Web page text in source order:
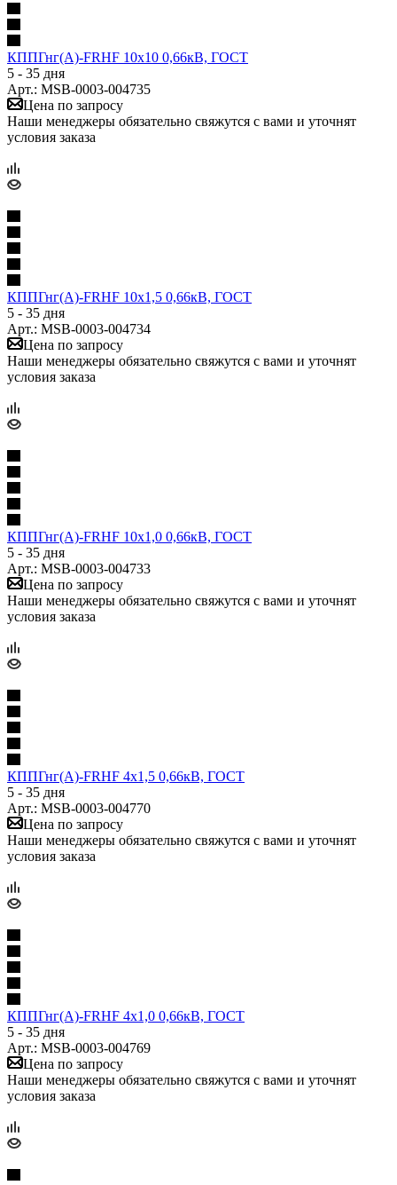
КППГнг(А)-FRHF 10х10 0,66кВ, ГОСТ
5 - 35 дня
Арт.: MSB-0003-004735
Цена по запросу
Наши менеджеры обязательно свяжутся с вами и уточнят
условия заказа
КППГнг(А)-FRHF 10х1,5 0,66кВ, ГОСТ
5 - 35 дня
Арт.: MSB-0003-004734
Цена по запросу
Наши менеджеры обязательно свяжутся с вами и уточнят
условия заказа
КППГнг(А)-FRHF 10х1,0 0,66кВ, ГОСТ
5 - 35 дня
Арт.: MSB-0003-004733
Цена по запросу
Наши менеджеры обязательно свяжутся с вами и уточнят
условия заказа
КППГнг(А)-FRHF 4х1,5 0,66кВ, ГОСТ
5 - 35 дня
Арт.: MSB-0003-004770
Цена по запросу
Наши менеджеры обязательно свяжутся с вами и уточнят
условия заказа
КППГнг(А)-FRHF 4х1,0 0,66кВ, ГОСТ
5 - 35 дня
Арт.: MSB-0003-004769
Цена по запросу
Наши менеджеры обязательно свяжутся с вами и уточнят
условия заказа